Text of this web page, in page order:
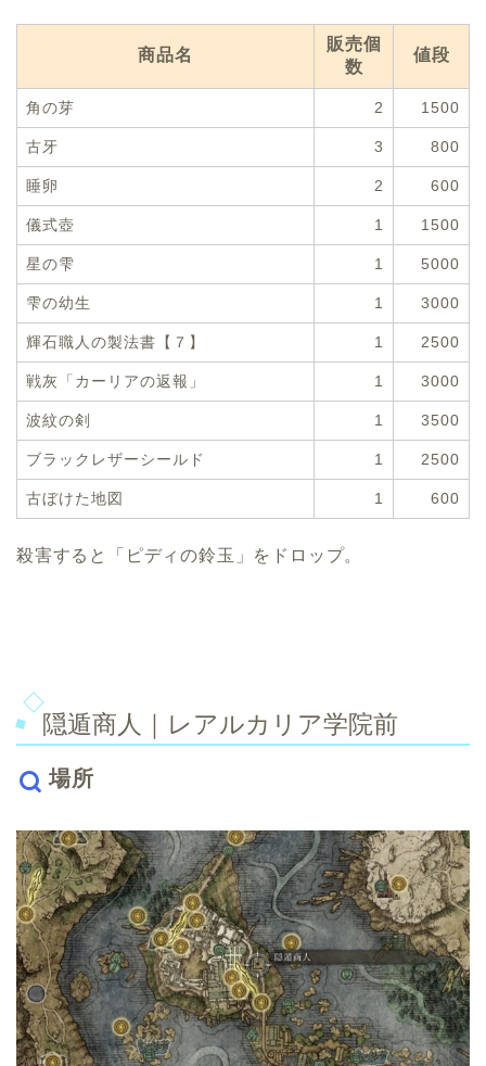
商品名
販売個
数
値段
角の芽 2 1500
古牙 3 800
睡卵 2 600
儀式壺 1 1500
星の雫 1 5000
雫の幼生 1 3000
輝石職人の製法書【７】 1 2500
戦灰「カーリアの返報」 1 3000
波紋の剣 1 3500
ブラックレザーシールド 1 2500
古ぼけた地図 1 600
殺害すると「ピディの鈴玉」をドロップ。
隠遁商人｜レアルカリア学院前
場所